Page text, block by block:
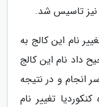
نام این کالج به
داد نام این کالج
انجام و در نتیجه
تغییر نام